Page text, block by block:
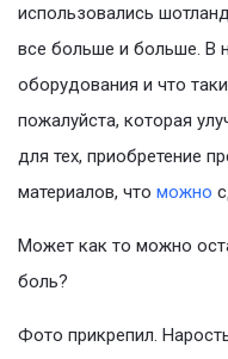
использовались
все больше и больше. В
оборудования и что
пожалуйста, которая
для тех, приобретение
материалов, что можно
Может как то можно
боль?
Фото прикрепил.